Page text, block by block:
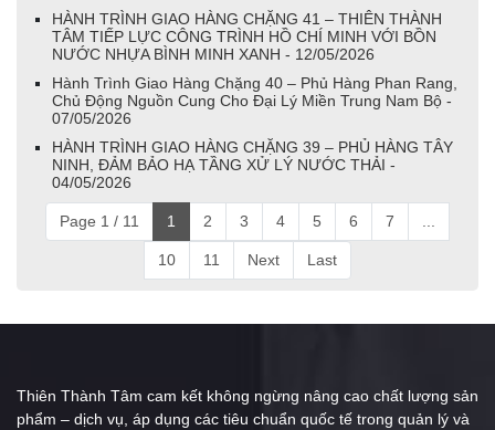
HÀNH TRÌNH GIAO HÀNG CHẶNG 41 – THIÊN THÀNH
TÂM TIẾP LỰC CÔNG TRÌNH HỒ CHÍ MINH VỚI BỒN
NƯỚC NHỰA BÌNH MINH XANH - 12/05/2026
Hành Trình Giao Hàng Chặng 40 – Phủ Hàng Phan Rang,
Chủ Động Nguồn Cung Cho Đại Lý Miền Trung Nam Bộ -
07/05/2026
HÀNH TRÌNH GIAO HÀNG CHẶNG 39 – PHỦ HÀNG TÂY
NINH, ĐẢM BẢO HẠ TẦNG XỬ LÝ NƯỚC THẢI -
04/05/2026
Page 1 / 11 1 2 3 4 5 6 7
10 11 Next Last
Thiên Thành Tâm cam kết không ngừng nâng cao chất lượng sản
phẩm – dịch vụ, áp dụng các tiêu chuẩn quốc tế trong quản lý và